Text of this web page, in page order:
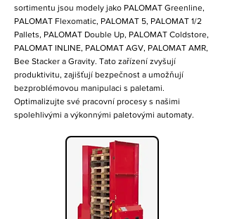
sortimentu jsou modely jako PALOMAT Greenline,
PALOMAT Flexomatic, PALOMAT 5, PALOMAT 1/2
Pallets, PALOMAT Double Up, PALOMAT Coldstore,
PALOMAT INLINE, PALOMAT AGV, PALOMAT AMR,
Bee Stacker a Gravity. Tato zařízení zvyšují
produktivitu, zajišťují bezpečnost a umožňují
bezproblémovou manipulaci s paletami.
Optimalizujte své pracovní procesy s našimi
spolehlivými a výkonnými paletovými automaty.